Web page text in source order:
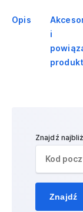
Opis
i
Znajdź
Znajdź